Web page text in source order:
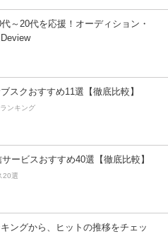
～20代を応援！オーディション・
スクおすすめ11選【徹底比較】
ンキング
ービスおすすめ40選【徹底比較】
20選
ングから、ヒットの推移をチェッ